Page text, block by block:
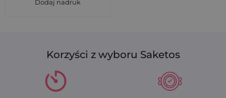
Dodaj nadruk
Korzyści z wyboru Saketos